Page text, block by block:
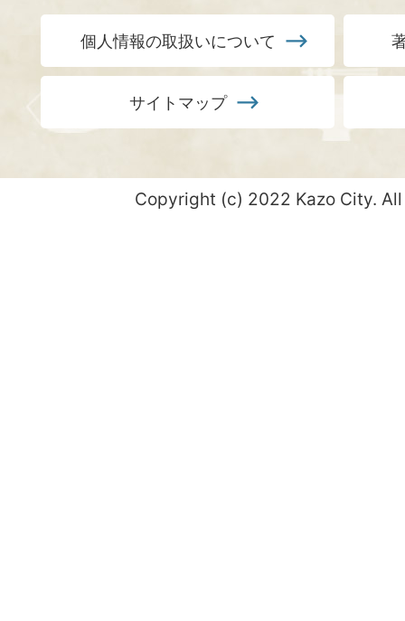
個人情報の取扱いについて
サイトマップ
Copyright (c) 2022 Kazo City.